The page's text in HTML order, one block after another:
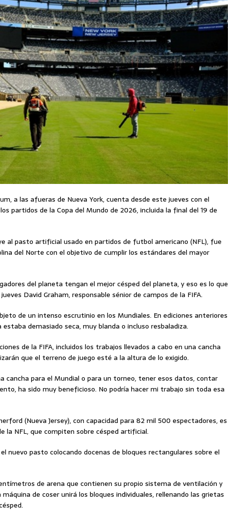
a las afueras de Nueva York, cuenta desde este jueves con el
partidos de la Copa del Mundo de 2026, incluida la final del 19 de
al pasto artificial usado en partidos de futbol americano (NFL), fue
del Norte con el objetivo de cumplir los estándares del mayor
del planeta tengan el mejor césped del planeta, y eso es lo que
David Graham, responsable sénior de campos de la FIFA.
de un intenso escrutinio en los Mundiales. En ediciones anteriores
demasiado seca, muy blanda o incluso resbaladiza.
de la FIFA, incluidos los trabajos llevados a cabo en una cancha
que el terreno de juego esté a la altura de lo exigido.
cancha para el Mundial o para un torneo, tener esos datos, contar
ha sido muy beneficioso. No podría hacer mi trabajo sin toda esa
(Nueva Jersey), con capacidad para 82 mil 500 espectadores, es
la NFL, que compiten sobre césped artificial.
nuevo pasto colocando docenas de bloques rectangulares sobre el
de arena que contienen su propio sistema de ventilación y
de coser unirá los bloques individuales, rellenando las grietas